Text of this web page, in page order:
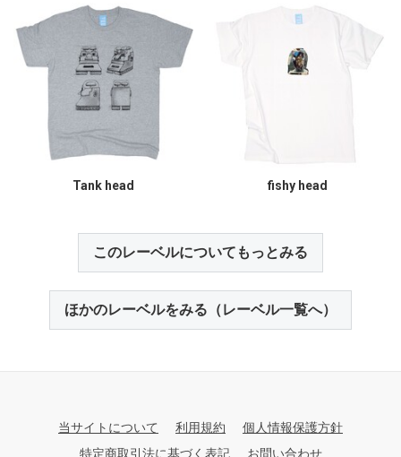
Tank head fishy head
このレーベルについてもっとみる
ほかのレーベルをみる（レーベル一覧へ）
当サイトについて 利用規約
個人情報保護方針
特定商取引法に基づく表記
お問い合わせ